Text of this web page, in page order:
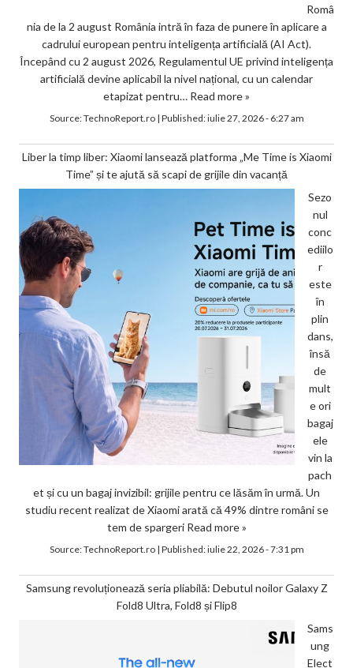
Româ
nia de la 2 august România intră în faza de punere în aplicare a
cadrului european pentru inteligența artificială (AI Act).
Începând cu 2 august 2026, Regulamentul UE privind inteligența
artificială devine aplicabil la nivel național, cu un calendar
etapizat pentru… Read more »
Source:TechnoReport.ro| Published:iulie 27, 2026 - 6:27 am
Liber la timp liber: Xiaomi lansează platforma „Me Time is Xiaomi
Time” și te ajută să scapi de grijile din vacanță
Sezo
nul
conc
ediilo
r
este
în
plin
dans,
însă
de
mult
e ori
bagaj
ele
vin la
pach
et și cu un bagaj invizibil: grijile pentru ce lăsăm în urmă. Un
studiu recent realizat de Xiaomi arată că 49% dintre români se
tem de spargeri Read more »
Source:TechnoReport.ro| Published:iulie 22, 2026 - 7:31 pm
Samsung revoluționează seria pliabilă: Debutul noilor Galaxy Z
Fold8 Ultra, Fold8 și Flip8
Sams
ung
Elect